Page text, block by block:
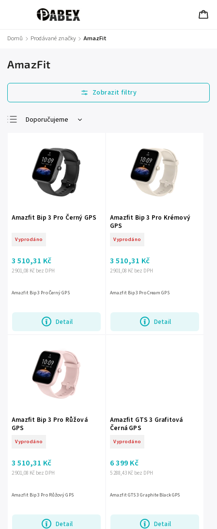
Domů / Prodávané značky / AmazFit
AmazFit
Doporučujeme
Nejdražší
Nejprodávanější
Abecedně
Amazfit Bip 3 Pro Černý GPS
Vyprodáno
2 901,08 Kč bez DPH
3 510,31 Kč
Detail
Amazfit Bip 3 Pro Černý GPS
Amazfit Bip 3 Pro Krémový
GPS
Vyprodáno
2 901,08 Kč bez DPH
3 510,31 Kč
Detail
Amazfit Bip 3 Pro Cream GPS
Amazfit Bip 3 Pro Růžová
GPS
Vyprodáno
2 901,08 Kč bez DPH
3 510,31 Kč
Detail
Amazfit Bip 3 Pro Růžový GPS
Amazfit GTS 3 Grafitová
Černá GPS
Vyprodáno
5 288,43 Kč bez DPH
6 399 Kč
Detail
Amazfit GTS 3 Graphite Black GPS